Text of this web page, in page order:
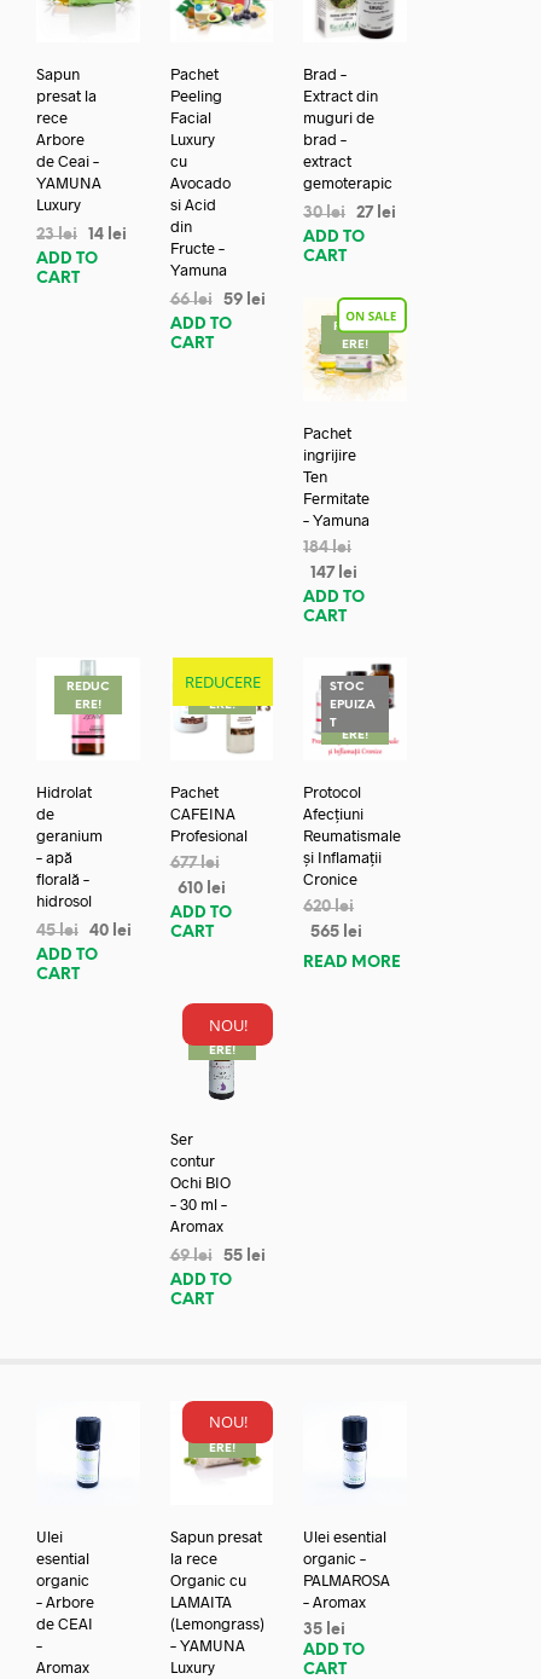
Sapun
presat la
rece
Arbore
de Ceai –
YAMUNA
Luxury
23lei 14 lei
ADD TO
CART
Pachet
Peeling
Facial
Luxury
cu
Avocado
si Acid
din
Fructe –
Yamuna
66lei 59 lei
ADD TO
CART
Brad –
Extract din
muguri de
brad –
extract
gemoterapic
30lei 27 lei
ADD TO
CART
REDUC
ERE!
Pachet
ingrijire
Ten
Fermitate
– Yamuna
184lei
147 lei
ADD TO
CART
REDUC
ERE!
Hidrolat
de
geranium
– apă
florală –
hidrosol
45lei 40 lei
ADD TO
CART
REDUCERE
REDUC
ERE!
Pachet
CAFEINA
Profesional
677lei
610 lei
ADD TO
CART
STOC
EPUIZA
TREDUC
ERE!
Protocol
Afecțiuni
Reumatismale
și Inflamații
Cronice
620lei
565 lei
READ MORE
NOU!
REDUC
ERE!
Ser
contur
Ochi BIO
– 30 ml –
Aromax
69lei 55 lei
ADD TO
CART
Ulei
esential
organic
– Arbore
de CEAI
–
Aromax
NOU!
REDUC
ERE!
Sapun presat
la rece
Organic cu
LAMAITA
(Lemongrass)
– YAMUNA
Luxury
Ulei esential
organic –
PALMAROSA
– Aromax
35 lei
ADD TO
CART